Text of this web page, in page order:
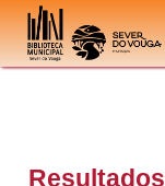
Ir para o conteúdo